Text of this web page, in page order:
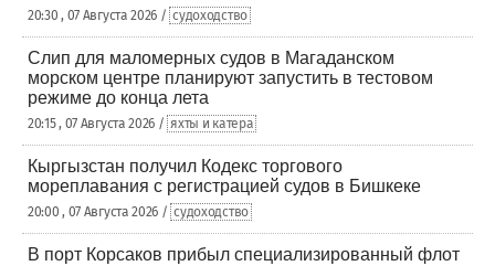
20:30 , 07 Августа 2026 / судоходство
Слип для маломерных судов в Магаданском
морском центре планируют запустить в тестовом
режиме до конца лета
20:15 , 07 Августа 2026 / яхты и катера
Кыргызстан получил Кодекс торгового
мореплавания с регистрацией судов в Бишкеке
20:00 , 07 Августа 2026 / судоходство
В порт Корсаков прибыл специализированный флот